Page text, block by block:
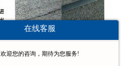
在线客服
欢迎您的咨询，期待为您服务!